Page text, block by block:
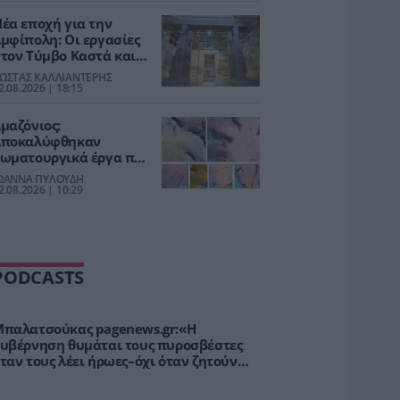
εποχή για την
Οι εργασίες
Τύμβο Καστά και
νέα έργα
ΚΑΛΛΙΑΝΤΕΡΗΣ
| 18:15
έργα που
σε χαμένο
με πληθυσμό
ΠΥΛΟΥΔΗ
| 10:29
pagenews.gr:«Η
θυμάται τους πυροσβέστες
τους λέει ήρωες–όχι όταν ζητούν